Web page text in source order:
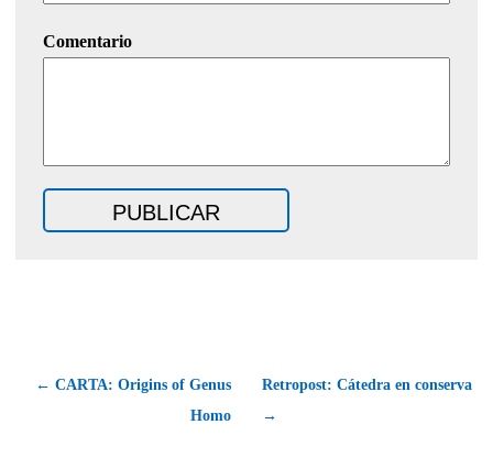
Comentario
← CARTA: Origins of Genus
Homo
Retropost: Cátedra en conserva
→